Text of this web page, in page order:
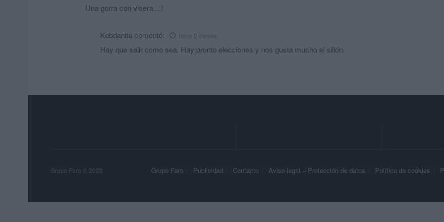
Una gorra con visera....!
Kebdanita comentó: hace 2 meses
Hay que salir como sea. Hay pronto elecciones y nos gusta mucho el sillón.
Grupo Faro Publicidad Contacto Aviso legal – Protección de datos Política de cookies
Grupo Faro © 2023